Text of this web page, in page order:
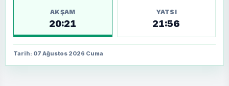
AKŞAM
20:21
YATSI
21:56
Tarih: 07 Ağustos 2026 Cuma